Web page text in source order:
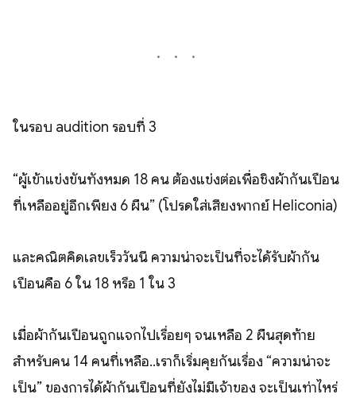
ในรอบ audition รอบที่ 3
“ผู้เข้าแข่งขันทั้งหมด 18 คน ต้องแข่งต่อเพื่อชิงผ้ากันเปื้อน
ที่เหลืออยู่อีกเพียง 6 ผืน” (โปรดใส่เสียงพากย์ Heliconia)
และคณิตคิดเลขเร็ววันนี้ ความน่าจะเป็นที่จะได้รับผ้ากัน
เปื้อนคือ 6 ใน 18 หรือ 1 ใน 3
เมื่อผ้ากันเปื้อนถูกแจกไปเรื่อยๆ จนเหลือ 2 ผืนสุดท้าย
สำหรับคน 14 คนที่เหลือ..เราก็เริ่มคุยกันเรื่อง “ความน่าจะ
เป็น” ของการได้ผ้ากันเปื้อนที่ยังไม่มีเจ้าของ จะเป็นเท่าไหร่